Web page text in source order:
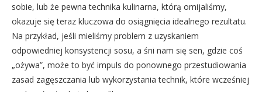
sobie, lub że pewna technika kulinarna, którą omijaliśmy,
okazuje się teraz kluczowa do osiągnięcia idealnego rezultatu.
Na przykład, jeśli mieliśmy problem z uzyskaniem
odpowiedniej konsystencji sosu, a śni nam się sen, gdzie coś
„ożywa”, może to być impuls do ponownego przestudiowania
zasad zagęszczania lub wykorzystania technik, które wcześniej